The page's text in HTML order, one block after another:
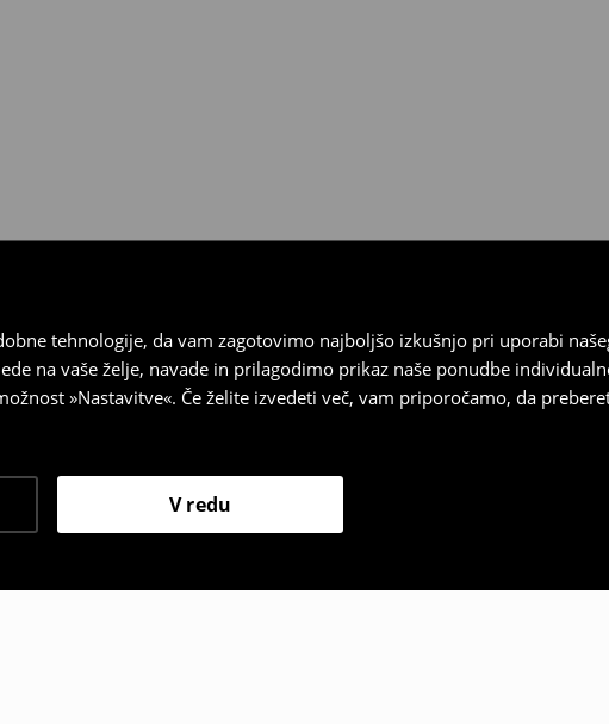
tehnologije, da vam zagotovimo najboljšo izkušnjo pri uporabi
na vaše želje, navade in prilagodimo prikaz naše ponudbe
»Nastavitve«. Če želite izvedeti več, vam priporočamo, da
V redu